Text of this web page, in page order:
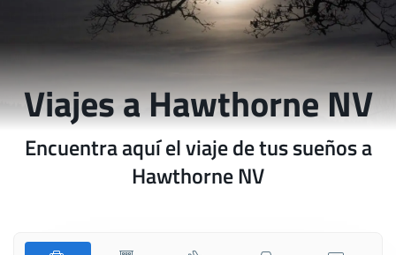
Viajes a Hawthorne NV
Encuentra aquí el viaje de tus sueños a
Hawthorne NV